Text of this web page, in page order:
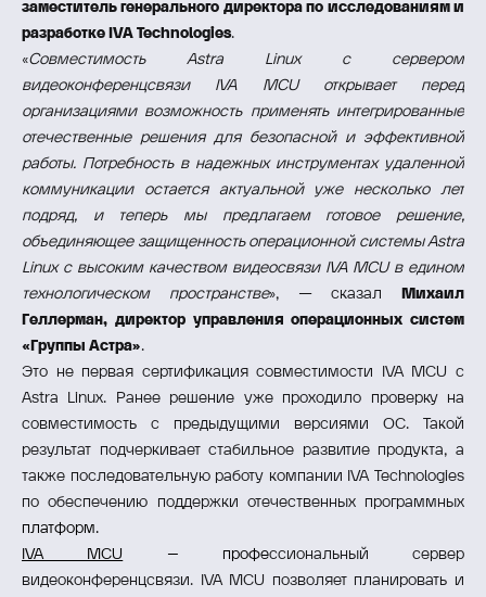
заместитель генерального директора по исследованиям и
разработке IVA Technologies.
«Совместимость Astra Linux с сервером
видеоконференцсвязи IVA MCU открывает перед
организациями возможность применять интегрированные
отечественные решения для безопасной и эффективной
работы. Потребность в надежных инструментах удаленной
коммуникации остается актуальной уже несколько лет
подряд, и теперь мы предлагаем готовое решение,
объединяющее защищенность операционной системы Astra
Linux с высоким качеством видеосвязи IVA MCU в едином
технологическом пространстве», — сказал Михаил
Геллерман, директор управления операционных систем
«Группы Астра»
Это не первая сертификация совместимости IVA MCU с
Astra Linux. Ранее решение уже проходило проверку на
совместимость с предыдущими версиями ОС. Такой
результат подчеркивает стабильное развитие продукта, а
также последовательную работу компании IVA Technologies
по обеспечению поддержки отечественных программных
платформ.
IVA MCU – профессиональный сервер
видеоконференцсвязи. IVA MCU позволяет планировать и